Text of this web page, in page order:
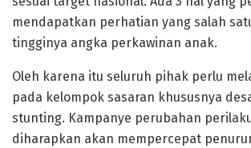
mendapatkan perhatian yang salah
tingginya angka perkawinan anak.
Oleh karena itu seluruh pihak perlu
pada kelompok sasaran khususnya
stunting. Kampanye perubahan
diharapkan akan mempercepat